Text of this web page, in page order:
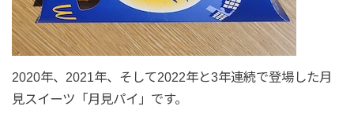
2020年、2021年、そして2022年と3年連続で登場した月
見スイーツ「月見パイ」です。